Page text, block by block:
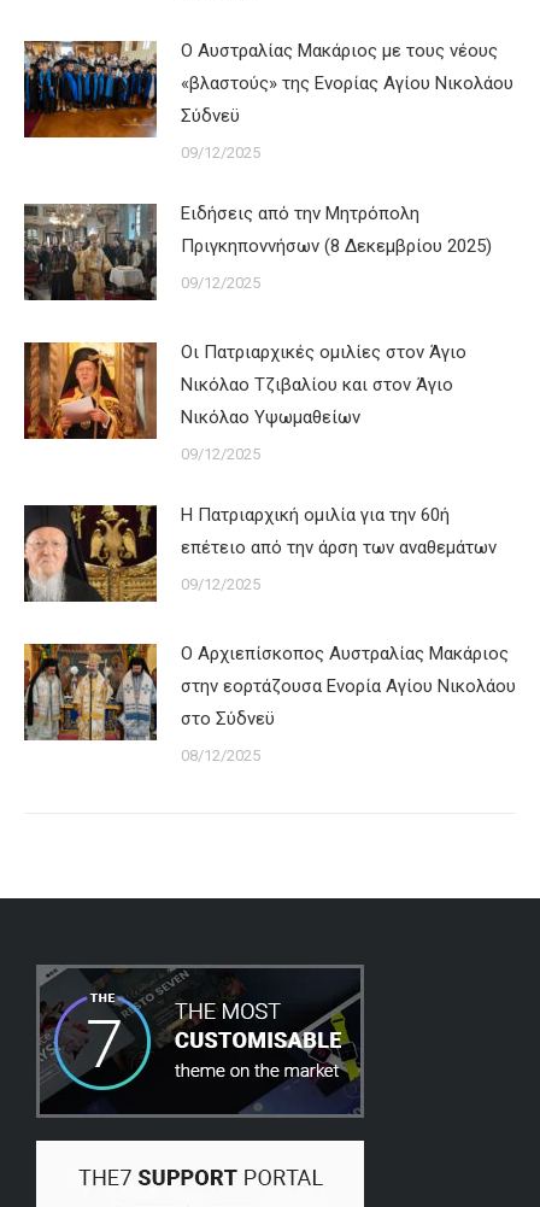
Ο Αυστραλίας Μακάριος με τους νέους
«βλαστούς» της Ενορίας Αγίου Νικολάου
Σύδνεϋ
09/12/2025
Ειδήσεις από την Μητρόπολη
Πριγκηποννήσων (8 Δεκεμβρίου 2025)
09/12/2025
Οι Πατριαρχικές ομιλίες στον Άγιο
Νικόλαο Τζιβαλίου και στον Άγιο
Νικόλαο Υψωμαθείων
09/12/2025
Η Πατριαρχική ομιλία για την 60ή
επέτειο από την άρση των αναθεμάτων
09/12/2025
Ο Αρχιεπίσκοπος Αυστραλίας Μακάριος
στην εορτάζουσα Ενορία Αγίου Νικολάου
στο Σύδνεϋ
08/12/2025